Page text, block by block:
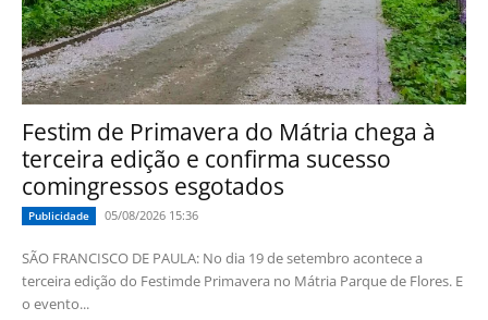
Festim de Primavera do Mátria chega à
terceira edição e confirma sucesso
comingressos esgotados
Publicidade 05/08/2026 15:36
SÃO FRANCISCO DE PAULA: No dia 19 de setembro acontece a
terceira edição do Festimde Primavera no Mátria Parque de Flores. E
o evento...